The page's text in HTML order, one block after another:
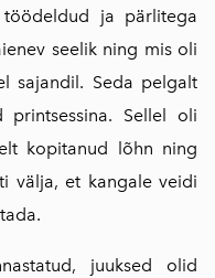
ja pärlitega
seelik ning mis oli
sajandil. Seda pelgalt
printsessina. Sellel oli
kopitanud lõhn ning
välja, et kangale veidi
juuksed olid